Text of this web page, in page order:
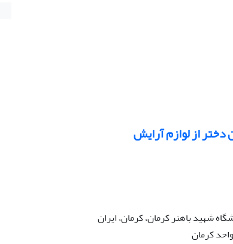
دختر از لوازم آرایش
شهید باهنر کرمان، کرمان، ایران
کرمان